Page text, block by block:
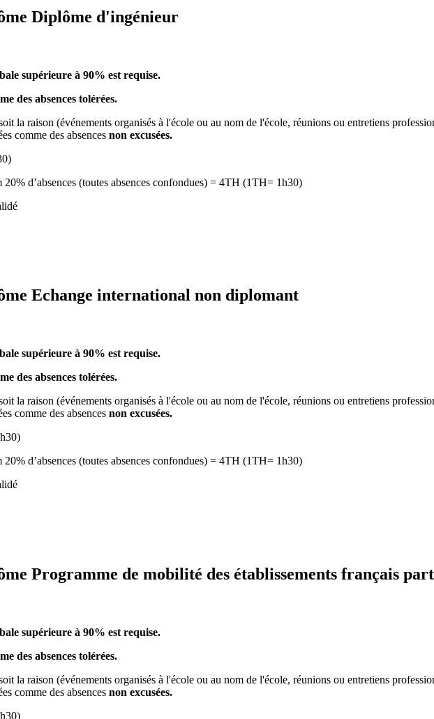
Diplôme d'ingénieur
supérieure à 90% est requise.
des absences tolérées.
la raison (événements organisés à l'école ou au nom de l'école, réunions ou entretiens
comme des absences non excusées.
d’absences (toutes absences confondues) = 4TH (1TH= 1h30)
Echange international non diplomant
supérieure à 90% est requise.
des absences tolérées.
la raison (événements organisés à l'école ou au nom de l'école, réunions ou entretiens
comme des absences non excusées.
d’absences (toutes absences confondues) = 4TH (1TH= 1h30)
Programme de mobilité des établissements français
supérieure à 90% est requise.
des absences tolérées.
la raison (événements organisés à l'école ou au nom de l'école, réunions ou entretiens
comme des absences non excusées.